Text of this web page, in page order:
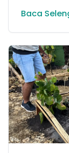
tanah,
Baca